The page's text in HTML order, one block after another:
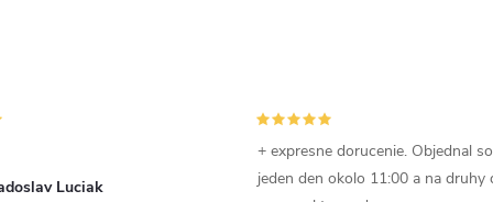
Luciak
+ expresne dorucenie. Objednal
jeden den okolo 11:00 a na druhy